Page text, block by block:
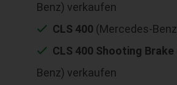
Benz) verkaufen
CLS 400 (Mercedes-
CLS 400 Shooting Brake
Benz) verkaufen